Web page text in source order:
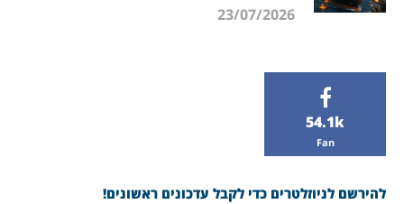
54.1k
Fan
להירשם לניוזלטרים כדי לקבל עדכונים ראשונים!